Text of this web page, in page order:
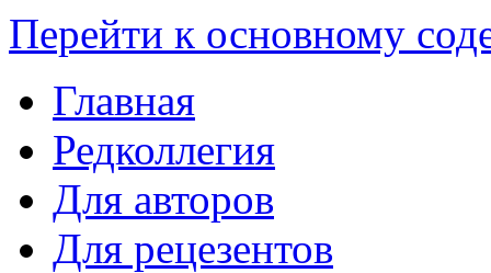
Перейти к основному
Главная
Редколлегия
Для авторов
Для рецезентов